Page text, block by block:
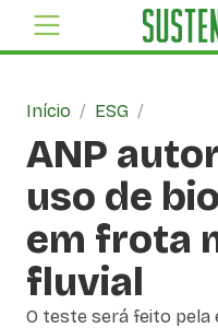
Início / ESG /
ANP
uso de
em frota
fluvial
O teste será feito pela